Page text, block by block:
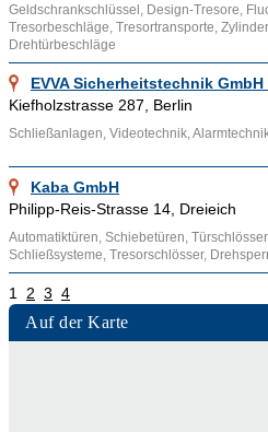
Geldschrankschlüssel, Design-Tresore,
Tresorbeschläge, Tresortransporte,
Drehtürbeschläge
EVVA Sicherheitstechnik GmbH
Kiefholzstrasse 287, Berlin
Schließanlagen, Videotechnik,
Kaba GmbH
Philipp-Reis-Strasse 14, Dreieich
Automatiktüren, Schiebetüren,
Schließsysteme, Tresorschlösser,
1 2 3 4
Auf der Karte